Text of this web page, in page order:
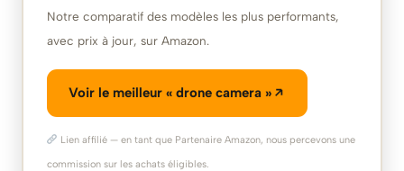
Notre comparatif des modèles les plus performants,
avec prix à jour, sur Amazon.
Voir le meilleur « drone camera »
Lien affilié — en tant que Partenaire Amazon, nous percevons une
commission sur les achats éligibles.